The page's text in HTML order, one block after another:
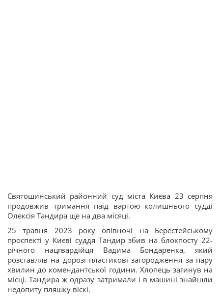
Святошинський районний суд міста Києва 23 серпня
продовжив тримання паід вартою колишнього судді
Олексія Тандира ще на два місяці.
25 травня 2023 року опівночі на Берестейському
проспекті у Києві суддя Тандир збив на блокпосту 22-
річного нацгвардійця Вадима Бондаренка, який
розставляв на дорозі пластикові загородження за пару
хвилин до комендантської години. Хлопець загинув на
місці. Тандира ж одразу затримали і в машині знайшли
недопиту пляшку віскі.